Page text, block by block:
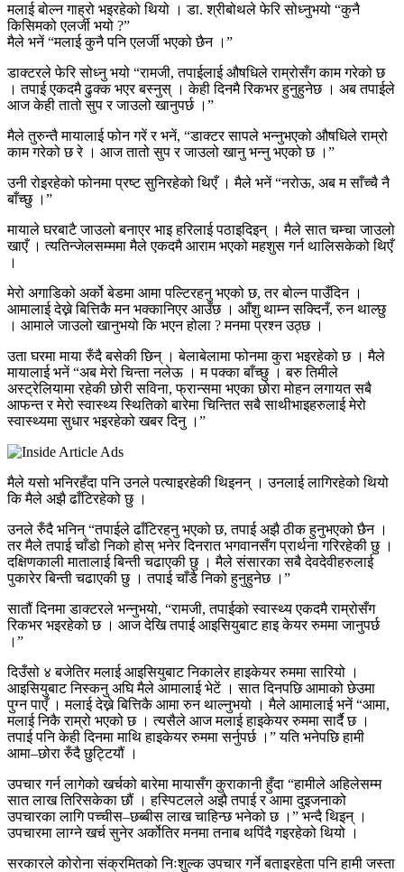
मलाई बोल्न गाह्रो भइरहेको थियो । डा. श्रीबोथले फेरि सोध्नुभयो “कुनै
किसिमको एलर्जी भयो ?”
मैले भनें “मलाई कुनै पनि एलर्जी भएको छैन ।”
डाक्टरले फेरि सोध्नु भयो “रामजी, तपाईलाई औषधिले राम्रोसँग काम गरेको छ
। तपाई एकदमै ढुक्क भएर बस्नुस् । केही दिनमै रिकभर हुनुहुनेछ । अब तपाईले
आज केही तातो सुप र जाउलो खानुपर्छ ।”
मैले तुरुन्तै मायालाई फोन गरें र भनें, “डाक्टर सापले भन्नुभएको औषधिले राम्रो
काम गरेको छ रे । आज तातो सुप र जाउलो खानु भन्नु भएको छ ।”
उनी रोइरहेको फोनमा प्रष्ट सुनिरहेको थिएँ । मैले भनें “नरोऊ, अब म साँच्चै नै
बाँच्छु ।”
मायाले घरबाटै जाउलो बनाएर भाइ हरिलाई पठाइदिइन् । मैले सात चम्चा जाउलो
खाएँ । त्यतिन्जेलसम्ममा मैले एकदमै आराम भएको महशुस गर्न थालिसकेको थिएँ
।
मेरो अगाडिको अर्को बेडमा आमा पल्टिरहनु भएको छ, तर बोल्न पाउँदिन ।
आमालाई देख्ने बित्तिकै मन भक्कानिएर आउँछ । आँशु थाम्न सक्दिनँ, रुन थाल्छु
। आमाले जाउलो खानुभयो कि भएन होला ? मनमा प्रश्न उठ्छ ।
उता घरमा माया रुँदै बसेकी छिन् । बेलाबेलामा फोनमा कुरा भइरहेको छ । मैले
मायालाई भनें “अब मेरो चिन्ता नलेऊ । म पक्का बाँच्छु । बरु तिमीले
अस्ट्रेलियामा रहेकी छोरी सविना, फ्रान्समा भएका छोरा मोहन लगायत सबै
आफन्त र मेरो स्वास्थ्य स्थितिको बारेमा चिन्तित सबै साथीभाइहरुलाई मेरो
स्वास्थ्यमा सुधार भइरहेको खबर दिनु ।”
मैले यसो भनिरहँदा पनि उनले पत्याइरहेकी थिइनन् । उनलाई लागिरहेको थियो
कि मैले अझै ढाँटिरहेको छु ।
उनले रुँदै भनिन् “तपाईले ढाँटिरहनु भएको छ, तपाई अझै ठीक हुनुभएको छैन ।
तर मैले तपाई चाँडो निको होस् भनेर दिनरात भगवानसँग प्रार्थना गरिरहेकी छु ।
दक्षिणकाली मातालाई बिन्ती चढाएकी छु । मैले संसारका सबै देवदेवीहरुलाई
पुकारेर बिन्ती चढाएकी छु । तपाई चाँडै निको हुनुहुनेछ ।”
सातौं दिनमा डाक्टरले भन्नुभयो, “रामजी, तपाईको स्वास्थ्य एकदमै राम्रोसँग
रिकभर भइरहेको छ । आज देखि तपाई आइसियुबाट हाइ केयर रुममा जानुपर्छ
।”
दिउँसो ४ बजेतिर मलाई आइसियुबाट निकालेर हाइकेयर रुममा सारियो ।
आइसियुबाट निस्कनु अघि मैले आमालाई भेटें । सात दिनपछि आमाको छेउमा
पुग्न पाएँ । मलाई देख्ने बित्तिकै आमा रुन थाल्नुभयो । मैले आमालाई भनें “आमा,
मलाई निकै राम्रो भएको छ । त्यसैले आज मलाई हाइकेयर रुममा सार्दै छ ।
तपाई पनि केही दिनमा माथि हाइकेयर रुममा सर्नुपर्छ ।” यति भनेपछि हामी
आमा–छोरा रुँदै छुट्टियौं ।
उपचार गर्न लागेको खर्चको बारेमा मायासँग कुराकानी हुँदा “हामीले अहिलेसम्म
सात लाख तिरिसकेका छौं । हस्पिटलले अझै तपाई र आमा दुइजनाको
उपचारका लागि पच्चीस–छब्बीस लाख चाहिन्छ भनेको छ ।” भन्दै थिइन् ।
उपचारमा लाग्ने खर्च सुनेर अर्कोतिर मनमा तनाब थपिंदै गइरहेको थियो ।
सरकारले कोरोना संक्रमितको निःशुल्क उपचार गर्ने बताइरहेता पनि हामी जस्ता